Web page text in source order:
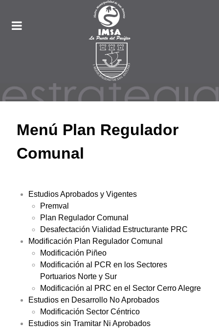
Menú Plan Regulador
Comunal
Estudios Aprobados y Vigentes
Premval
Plan Regulador Comunal
Desafectación Vialidad Estructurante PRC
Modificación Plan Regulador Comunal
Modificación Piñeo
Modificación al PCR en los Sectores
Portuarios Norte y Sur
Modificación al PRC en el Sector Cerro Alegre
Estudios en Desarrollo No Aprobados
Modificación Sector Céntrico
Estudios sin Tramitar Ni Aprobados